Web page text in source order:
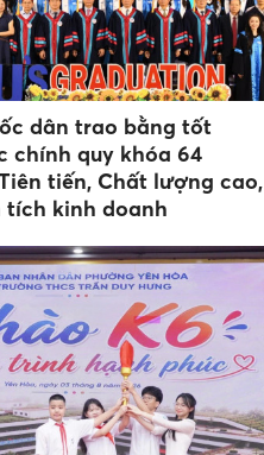
dân trao bằng tốt
chính quy khóa 64
tiến, Chất lượng cao,
tích kinh doanh